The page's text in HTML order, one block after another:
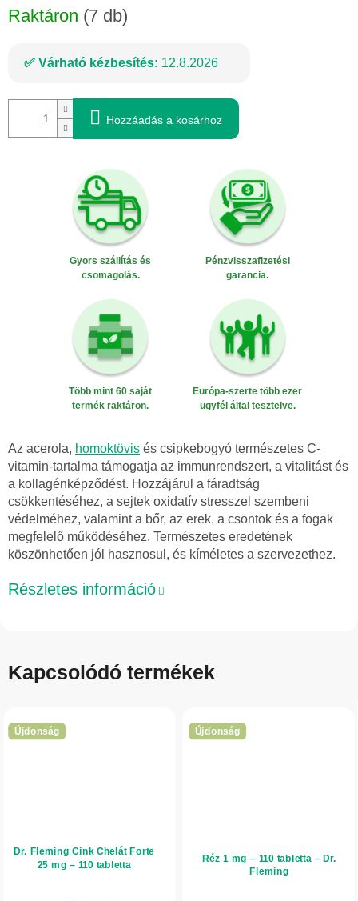
Raktáron (7 db)
Várható kézbesítés: 12.8.2026
Hozzáadás a kosárhoz
Gyors szállítás és
csomagolás.
Pénzvisszafizetési
garancia.
Több mint 60 saját
termék raktáron.
Európa-szerte több ezer
ügyfél által tesztelve.
Az acerola, homoktövis és csipkebogyó természetes C-
vitamin-tartalma támogatja az immunrendszert, a vitalitást és
a kollagénképződést. Hozzájárul a fáradtság
csökkentéséhez, a sejtek oxidatív stresszel szembeni
védelméhez, valamint a bőr, az erek, a csontok és a fogak
megfelelő működéséhez. Természetes eredetének
köszönhetően jól hasznosul, és kíméletes a szervezethez.
Részletes információ
Kapcsolódó termékek
Újdonság
Dr. Fleming Cink Chelát Forte
25 mg – 110 tabletta
Újdonság
Réz 1 mg – 110 tabletta – Dr.
Fleming